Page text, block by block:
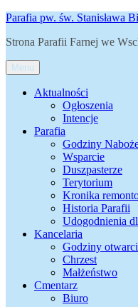
Przejdź
treści
Parafia pw. św. Stanisława
Strona Parafii Farnej we
Menu
Aktualności
Ogłoszenia
Intencje
Parafia
Godziny
Wsparcie
Duszpasterze
Terytorium
Kronika
Historia Parafii
Udogodnienia
Kancelaria
Godziny
Chrzest
Małżeństwo
Cmentarz
Biuro